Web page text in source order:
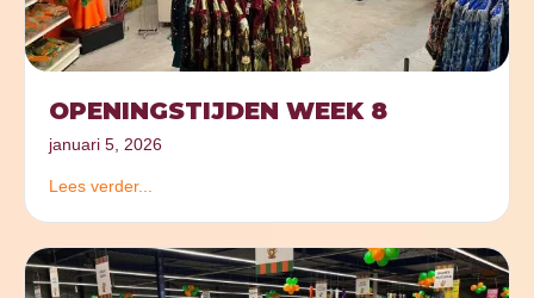
OPENINGSTIJDEN WEEK 8
januari 5, 2026
Lees verder...